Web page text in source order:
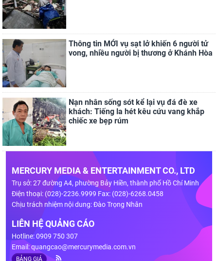
Thông tin MỚI vụ sạt lở khiến 6 người tử
vong, nhiều người bị thương ở Khánh Hòa
Nạn nhân sống sót kể lại vụ đá đè xe
khách: Tiếng la hét kêu cứu vang khắp
chiếc xe bẹp rúm
MERCURY MEDIA & ENTERTAINMENT CO., LTD
Trụ sở: 27 đường A4, phường Bảy Hiền, thành phố Hồ Chí Minh
Điện thoại: (028)-2236.9999 Fax: (028)-6268.0458
Chịu trách nhiệm nội dung: Đào Trọng Nhân
LIÊN HỆ QUẢNG CÁO
Hotline: 0909 750 307
Email:quangcao@mercurymedia.com.vn
BẢNG GIÁ